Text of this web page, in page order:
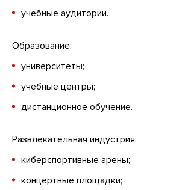
учебные аудитории.
Образование:
университеты;
учебные центры;
дистанционное обучение.
Развлекательная индустрия:
киберспортивные арены;
концертные площадки;